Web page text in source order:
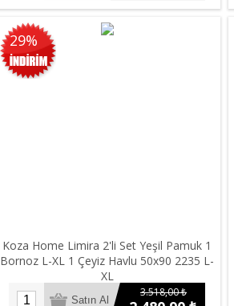
29%
Koza Home Limira 2'li Set Yeşil Pamuk 1
Bornoz L-XL 1 Çeyiz Havlu 50x90 2235 L-
XL
3.518,00 ₺